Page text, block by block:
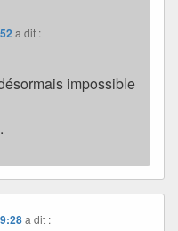
a dit :
impossible
a dit :